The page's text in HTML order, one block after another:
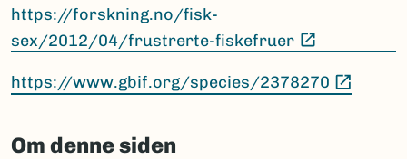
https://forskning.no/fisk-
sex/2012/04/frustrerte-fiskefruer
https://www.gbif.org/species/2378270
Om denne siden